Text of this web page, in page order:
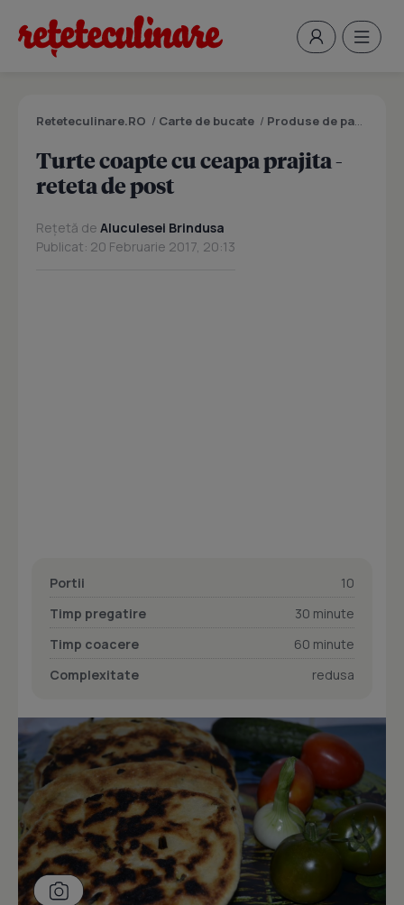
Reteteculinare.RO / Carte de bucate / Produse de panificatie si patiserie
Turte coapte cu ceapa prajita -
reteta de post
Rețetă de Aluculesei Brindusa
Publicat: 20 Februarie 2017, 20:13
Portii
10
Timp pregatire
30 minute
Timp coacere
60 minute
Complexitate
redusa